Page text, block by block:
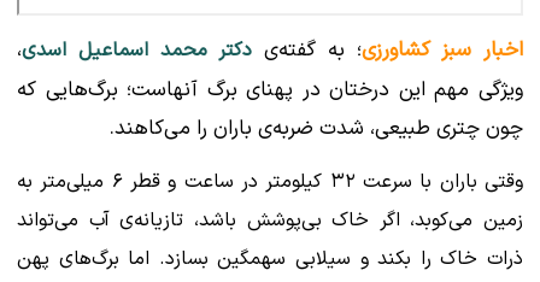
اخبار سبز کشاورزی؛ به گفته‌ی دکتر محمد اسماعیل اسدی،
ویژگی مهم این درختان در پهنای برگ آنهاست؛ برگ‌هایی که
چون چتری طبیعی، شدت ضربه‌ی باران را می‌کاهند.
وقتی باران با سرعت ۳۲ کیلومتر در ساعت و قطر ۶ میلی‌متر به
زمین می‌کوبد، اگر خاک بی‌پوشش باشد، تازیانه‌ی آب می‌تواند
ذرات خاک را بکند و سیلابی سهمگین بسازد. اما برگ‌های پهن